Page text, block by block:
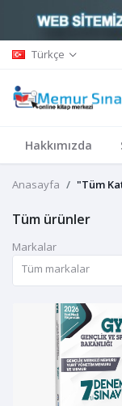
Türkçe
Hakkımızda
Anasayfa "Tüm
Tüm ürünler
Markalar
Tüm markalar